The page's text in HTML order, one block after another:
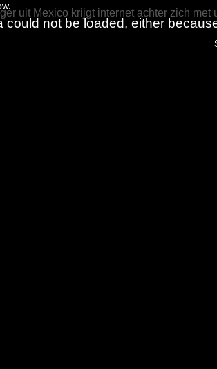
could not be loaded, either
uit Mexico krijgt internet achter zich met